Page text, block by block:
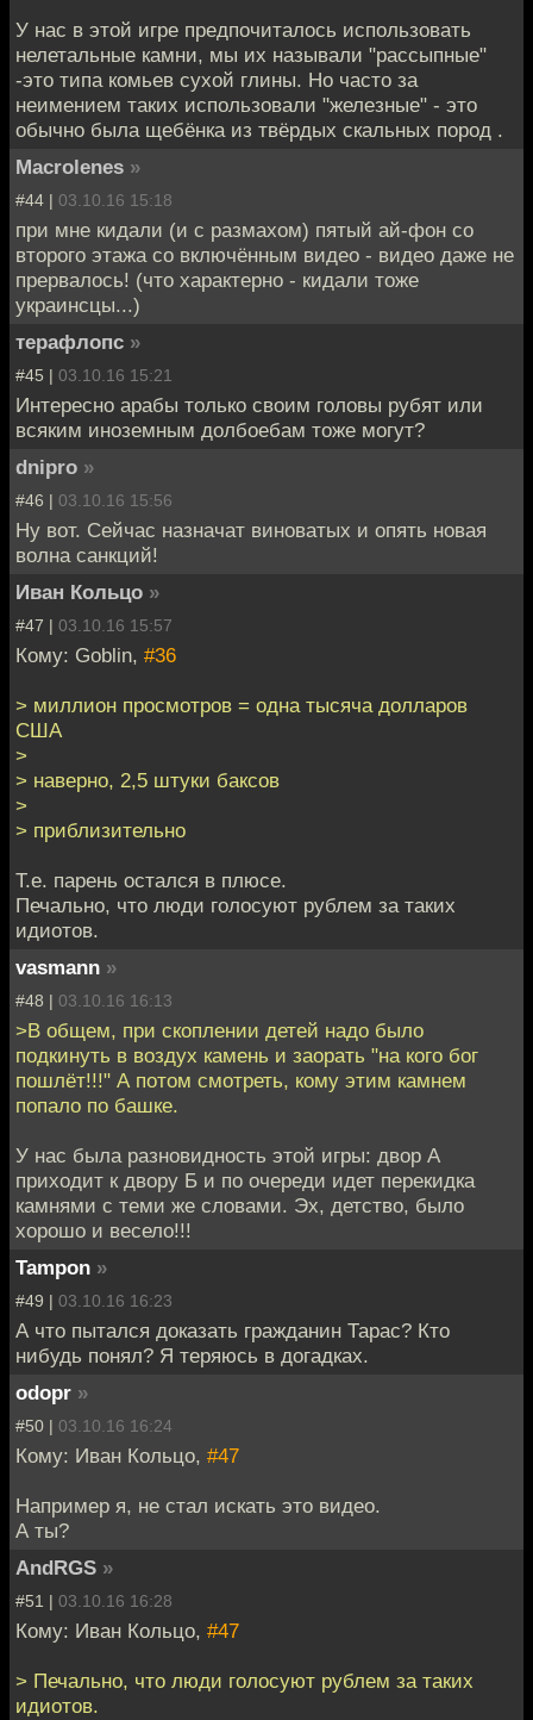
У нас в этой игре предпочиталось использовать
нелетальные камни, мы их называли "рассыпные"
-это типа комьев сухой глины. Но часто за
неимением таких использовали "железные" - это
обычно была щебёнка из твёрдых скальных пород .
Macrolenes »
#44 | 03.10.16 15:18
при мне кидали (и с размахом) пятый ай-фон со
второго этажа со включённым видео - видео даже не
прервалось! (что характерно - кидали тоже
украинсцы...)
терафлопс »
#45 | 03.10.16 15:21
Интересно арабы только своим головы рубят или
всяким иноземным долбоебам тоже могут?
dnipro »
#46 | 03.10.16 15:56
Ну вот. Сейчас назначат виноватых и опять новая
волна санкций!
Иван Кольцо »
#47 | 03.10.16 15:57
Кому: Goblin, #36
> миллион просмотров = одна тысяча долларов
США
>
> наверно, 2,5 штуки баксов
>
> приблизительно
Т.е. парень остался в плюсе.
Печально, что люди голосуют рублем за таких
идиотов.
vasmann »
#48 | 03.10.16 16:13
>В общем, при скоплении детей надо было
подкинуть в воздух камень и заорать "на кого бог
пошлёт!!!" А потом смотреть, кому этим камнем
попало по башке.
У нас была разновидность этой игры: двор А
приходит к двору Б и по очереди идет перекидка
камнями с теми же словами. Эх, детство, было
хорошо и весело!!!
Tampon »
#49 | 03.10.16 16:23
А что пытался доказать гражданин Тарас? Кто
нибудь понял? Я теряюсь в догадках.
odopr »
#50 | 03.10.16 16:24
Кому: Иван Кольцо, #47
Например я, не стал искать это видео.
А ты?
AndRGS »
#51 | 03.10.16 16:28
Кому: Иван Кольцо, #47
> Печально, что люди голосуют рублем за таких
идиотов.